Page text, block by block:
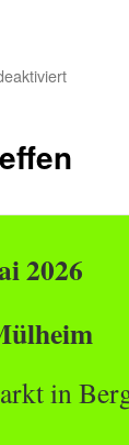
für
2026
in